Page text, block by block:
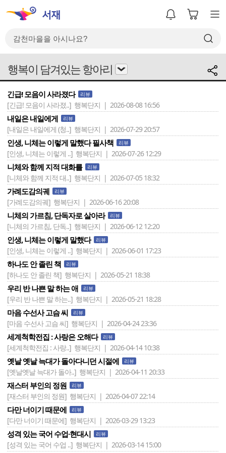
행복이 담겨있는 항아리
긴급! 모음이 사라졌다 리뷰
[긴급! 모음이 사라졌..] 행복단지 | 2026-08-08 16:56
내일은 내일에게 리뷰
[내일은 내일에게 (청..] 행복단지 | 2026-07-29 20:57
인생, 니체는 이렇게 말했다 필사책 리뷰
[인생, 니체는 이렇게 ..] 행복단지 | 2026-07-26 12:29
니체와 함께 지적 대화를 리뷰
[니체와 함께 지적 대..] 행복단지 | 2026-07-05 18:32
가례도감의궤 리뷰
[가례도감의궤] 행복단지 | 2026-06-16 20:08
니체의 가르침, 단독자로 살아라 리뷰
[니체의 가르침, 단독..] 행복단지 | 2026-06-12 12:20
인생, 니체는 이렇게 말했다 리뷰
[인생, 니체는 이렇게 ..] 행복단지 | 2026-06-01 17:23
하나도 안 졸린 책 리뷰
[하나도 안 졸린 책] 행복단지 | 2026-05-21 18:38
우리 반 나쁜 말 하는 애 리뷰
[우리 반 나쁜 말 하는..] 행복단지 | 2026-05-21 18:28
마음 수선사 고슴 씨 리뷰
[마음 수선사 고슴 씨] 행복단지 | 2026-04-24 23:36
세계척학전집 : 사랑은 오해다 리뷰
[세계척학전집 : 사랑..] 행복단지 | 2026-04-14 10:38
옛날 옛날 늑대가 돌아다니던 시절에 리뷰
[옛날옛날 늑대가 돌아..] 행복단지 | 2026-04-11 20:33
재스터 부인의 정원 리뷰
[재스터 부인의 정원] 행복단지 | 2026-04-07 22:14
다만 너이기 때문에 리뷰
[다만 너이기 때문에] 행복단지 | 2026-03-29 13:23
성격 있는 국어 수업·현대시 리뷰
[성격 있는 국어 수업 ..] 행복단지 | 2026-03-14 15:00